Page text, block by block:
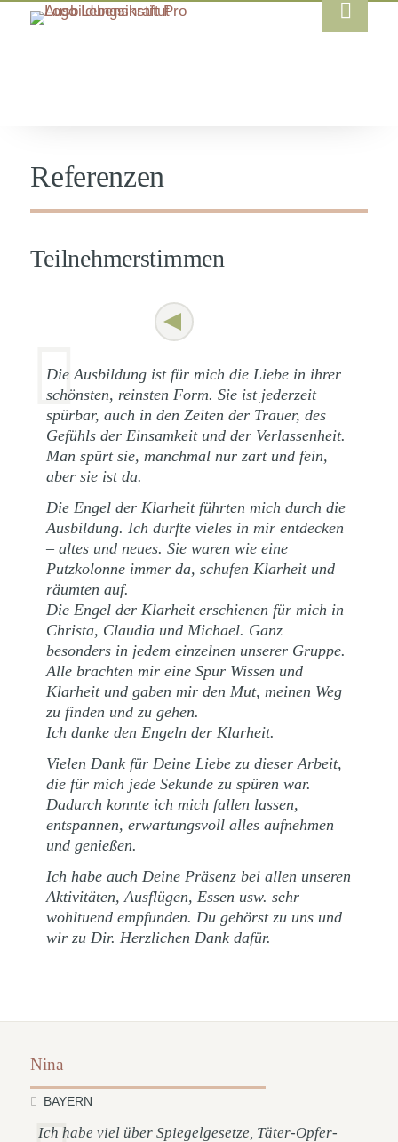
Referenzen
Teilnehmerstimmen
Die Ausbildung ist für mich die Liebe in ihrer
schönsten, reinsten Form. Sie ist jederzeit
spürbar, auch in den Zeiten der Trauer, des
Gefühls der Einsamkeit und der Verlassenheit.
Man spürt sie, manchmal nur zart und fein,
aber sie ist da.
Die Engel der Klarheit führten mich durch die
Ausbildung. Ich durfte vieles in mir entdecken
– altes und neues. Sie waren wie eine
Putzkolonne immer da, schufen Klarheit und
räumten auf.
Die Engel der Klarheit erschienen für mich in
Christa, Claudia und Michael. Ganz
besonders in jedem einzelnen unserer Gruppe.
Alle brachten mir eine Spur Wissen und
Klarheit und gaben mir den Mut, meinen Weg
zu finden und zu gehen.
Ich danke den Engeln der Klarheit.
Vielen Dank für Deine Liebe zu dieser Arbeit,
die für mich jede Sekunde zu spüren war.
Dadurch konnte ich mich fallen lassen,
entspannen, erwartungsvoll alles aufnehmen
und genießen.
Ich habe auch Deine Präsenz bei allen unseren
Aktivitäten, Ausflügen, Essen usw. sehr
wohltuend empfunden. Du gehörst zu uns und
wir zu Dir. Herzlichen Dank dafür.
Nina
BAYERN
Ich habe viel über Spiegelgesetze, Täter-Opfer-